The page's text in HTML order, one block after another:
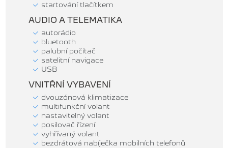
startování tlačítkem
AUDIO A TELEMATIKA
autorádio
bluetooth
palubní počítač
satelitní navigace
USB
VNITŘNÍ VYBAVENÍ
dvouzónová klimatizace
multifunkční volant
nastavitelný volant
posilovač řízení
vyhřívaný volant
bezdrátová nabíječka mobilních telefonů